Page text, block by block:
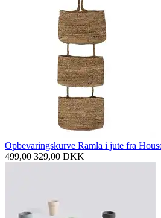
Opbevaringskurve Ramla i jute fra
499,00329,00 DKK